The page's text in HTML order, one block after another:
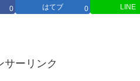
0 はてブ 0 LINE
サーリンク